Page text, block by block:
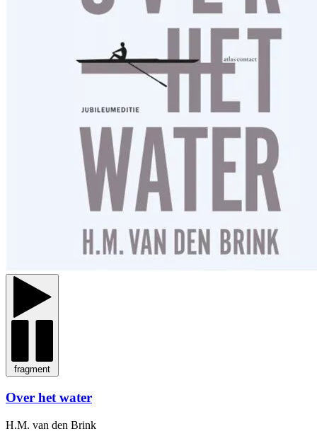
fragment
Over het water
H.M. van den Brink